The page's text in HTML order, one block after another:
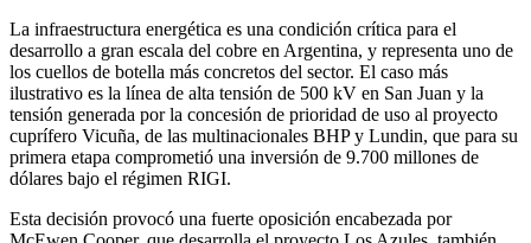
La infraestructura energética es una condición crítica para el
desarrollo a gran escala del cobre en Argentina, y representa uno de
los cuellos de botella más concretos del sector. El caso más
ilustrativo es la línea de alta tensión de 500 kV en San Juan y la
tensión generada por la concesión de prioridad de uso al proyecto
cuprífero Vicuña, de las multinacionales BHP y Lundin, que para su
primera etapa comprometió una inversión de 9.700 millones de
dólares bajo el régimen RIGI.
Esta decisión provocó una fuerte oposición encabezada por